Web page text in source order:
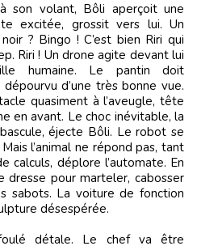
son volant, Bôli aperçoit une
excitée, grossit vers lui. Un
? Bingo ! C’est bien Riri qui
Riri ! Un drone agite devant lui
humaine. Le pantin doit
d’une très bonne vue.
quasiment à l’aveugle, tête
en avant. Le choc inévitable, la
éjecte Bôli. Le robot se
l’animal ne répond pas, tant
calculs, déplore l’automate. En
dresse pour marteler, cabosser
sabots. La voiture de fonction
désespérée.
détale. Le chef va être